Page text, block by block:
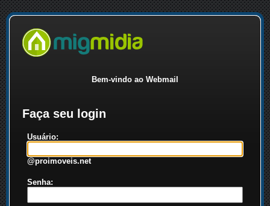
Bem-vindo ao Webmail
Faça seu login
Usuário:
@proimoveis.net
Senha: